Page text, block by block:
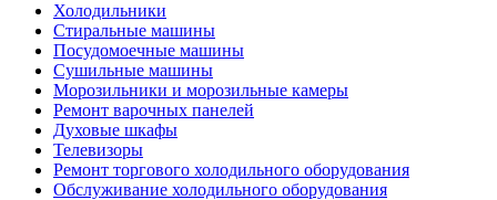
Холодильники
Стиральные машины
Посудомоечные машины
Сушильные машины
Морозильники и морозильные камеры
Ремонт варочных панелей
Духовые шкафы
Телевизоры
Ремонт торгового холодильного оборудования
Обслуживание холодильного оборудования